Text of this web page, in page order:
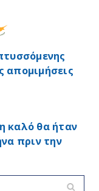
απομιμήσεις
καλό θα ήταν
πριν την